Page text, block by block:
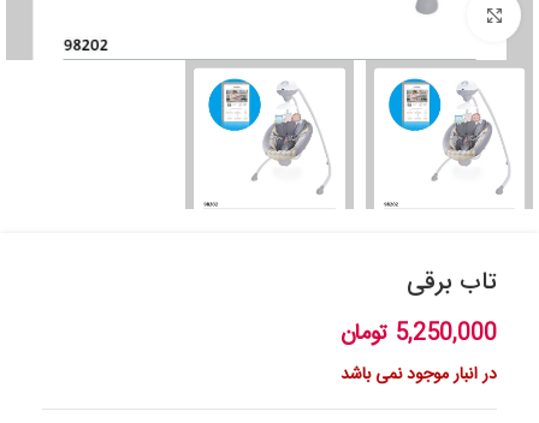
بزرگنمایی تصویر
تاب برقی
5,250,000 تومان
در انبار موجود نمی باشد